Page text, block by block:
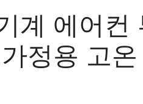
계 에어컨
정용 고